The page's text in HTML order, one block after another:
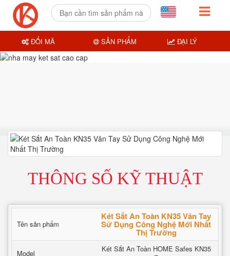
THÔNG SỐ KỸ THUẬT
Tên sản phẩm
Két Sắt An Toàn KN35 Vân Tay
Sử Dụng Công Nghệ Mới Nhất
Thị Trường
Model
Két Sắt An Toàn HOME Safes KN35
ĐỔI MÃ SẢN PHẨM ĐẠI LÝ